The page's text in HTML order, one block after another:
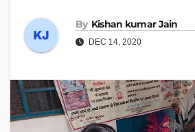
By Kishan kumar Jain
DEC 14, 2020